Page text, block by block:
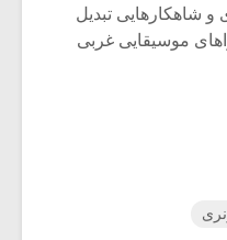
و شاهکارهایی تبدیل
موسیقایی غربی